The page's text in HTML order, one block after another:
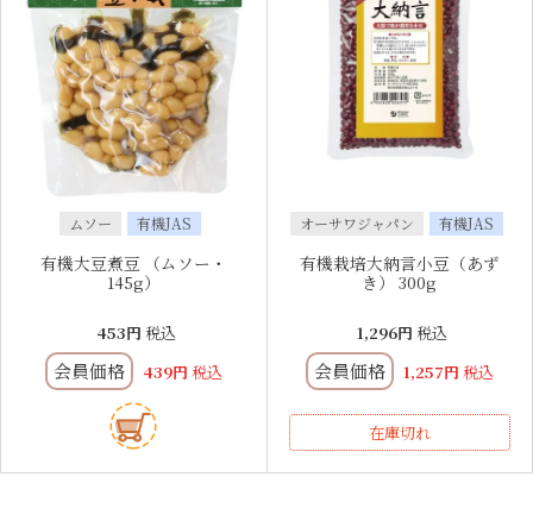
ムソー 有機JAS
有機大豆煮豆 （ムソー・
145g）
453 税込
会員価格 439 税込
オーサワジャパン 有機JAS
有機栽培大納言小豆（あず
き） 300g
1,296 税込
会員価格 1,257 税込
在庫切れ